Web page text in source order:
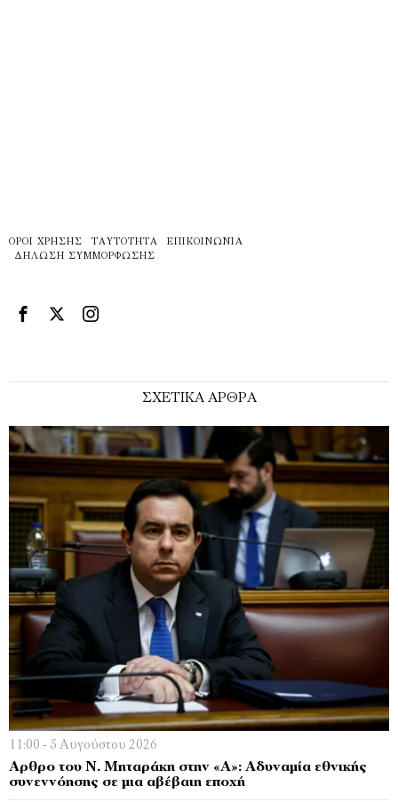
ΌΡΟΙ ΧΡΉΣΗΣ ΤΑΥΤΌΤΗΤΑ
ΕΠΙΚΟΙΝΩΝΊΑ
ΔΉΛΩΣΗ ΣΥΜΜΌΡΦΩΣΗΣ
ΣΧΕΤΙΚΑ ΑΡΘΡΑ
11:00 - 5 Αυγούστου 2026
Αρθρο του Ν. Μηταράκη στην «Α»: Αδυναμία εθνικής
συνεννόησης σε μια αβέβαιη εποχή